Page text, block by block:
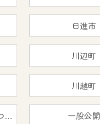
日進市
川辺町
川越町
おうちで猿ＪＯＹどうぶつえん 一般公開